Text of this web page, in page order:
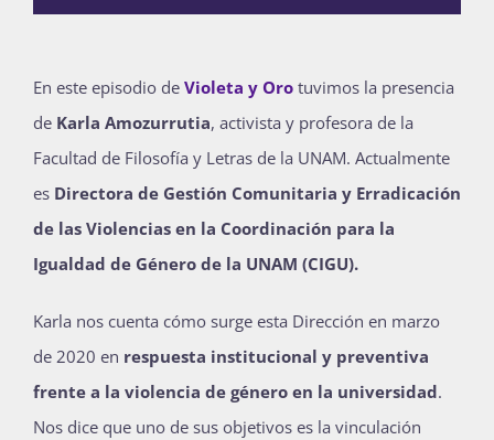
En este episodio de Violeta y Oro tuvimos la presencia
de Karla Amozurrutia, activista y profesora de la
Facultad de Filosofía y Letras de la UNAM. Actualmente
es Directora de Gestión Comunitaria y Erradicación
de las Violencias en la Coordinación para la
Igualdad de Género de la UNAM (CIGU).
Karla nos cuenta cómo surge esta Dirección en marzo
de 2020 en respuesta institucional y preventiva
frente a la violencia de género en la universidad.
Nos dice que uno de sus objetivos es la vinculación